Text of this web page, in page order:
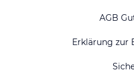
AGB
Erklärung zur